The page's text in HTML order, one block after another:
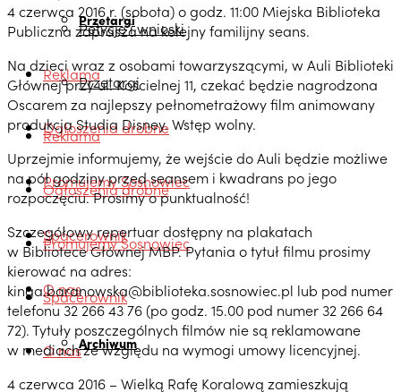
Przetargi
Reklama
Ogłoszenia drobne
Promujemy Sosnowiec
Spacerownik
O nas
Archiwum
Petycje i wnioski
Przetargi
Reklama
Ogłoszenia drobne
Promujemy Sosnowiec
Spacerownik
O nas
4 czerwca 2016 r. (sobota) o godz. 11:00 Miejska Biblioteka
Publiczna zaprasza na kolejny familijny seans.
Na dzieci wraz z osobami towarzyszącymi, w Auli Biblioteki
Głównej przy ul. Kościelnej 11, czekać będzie nagrodzona
Oscarem za najlepszy pełnometrażowy film animowany
produkcja Studia Disney. Wstęp wolny.
Uprzejmie informujemy, że wejście do Auli będzie możliwe
na pół godziny przed seansem i kwadrans po jego
rozpoczęciu. Prosimy o punktualność!
Szczegółowy repertuar dostępny na plakatach
w Bibliotece Głównej MBP. Pytania o tytuł filmu prosimy
kierować na adres:
kinga.baranowska@biblioteka.sosnowiec.pl lub pod numer
telefonu 32 266 43 76 (po godz. 15.00 pod numer 32 266 64
72). Tytuły poszczególnych filmów nie są reklamowane
w mediach ze względu na wymogi umowy licencyjnej.
4 czerwca 2016 – Wielką Rafę Koralową zamieszkują